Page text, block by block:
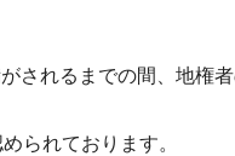
されるまでの間、地権
られております。